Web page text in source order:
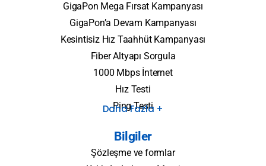
GigaPon Mega Fırsat Kampanyası
GigaPon’a Devam Kampanyası
Kesintisiz Hız Taahhüt Kampanyası
Fiber Altyapı Sorgula
1000 Mbps İnternet
Hız Testi
Ping Testi
Daha Fazla +
Bilgiler
Şözleşme ve formlar